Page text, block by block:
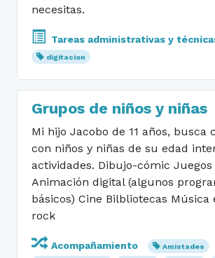
necesitas.
Tareas administrativas y
digitacion
Grupos de niños y niñas
Mi hijo Jacobo de 11 años, busca
con niños y niñas de su edad
actividades. Dibujo-cómic Juegos
Animación digital (algunos
básicos) Cine Bilbliotecas Música
rock
Acompañamiento
Amistades